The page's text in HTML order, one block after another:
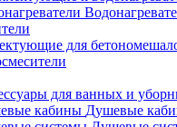
для
Душевые